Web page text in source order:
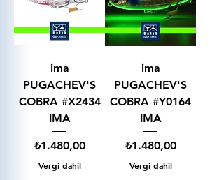
ima
PUGACHEV'S
COBRA #X2434
IMA
Fiyat
₺1.480,00
Vergi dahil
ima
PUGACHEV'S
COBRA #Y0164
IMA
Fiyat
₺1.480,00
Vergi dahil